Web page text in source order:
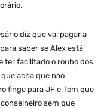
diz que vai pagar a
saber se Alex está
ter facilitado o roubo dos
acha que não
finge para JF e Tom que
sem que